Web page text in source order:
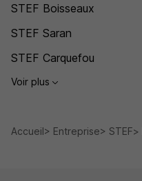
STEF Boisseaux
STEF Saran
STEF Carquefou
Voir plus
Accueil Entreprise STEF